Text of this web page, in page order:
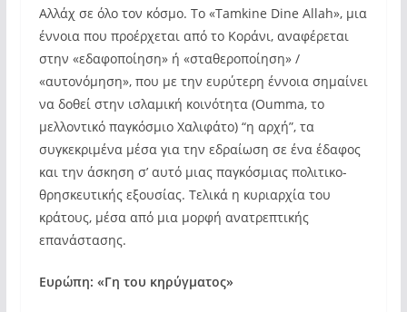
Αλλάχ σε όλο τον κόσμο. Το «Tamkine Dine Allah», μια
έννοια που προέρχεται από το Κοράνι, αναφέρεται
στην «εδαφοποίηση» ή «σταθεροποίηση» /
«αυτονόμηση», που με την ευρύτερη έννοια σημαίνει
να δοθεί στην ισλαμική κοινότητα (Oumma, το
μελλοντικό παγκόσμιο Χαλιφάτο) “η αρχή”, τα
συγκεκριμένα μέσα για την εδραίωση σε ένα έδαφος
και την άσκηση σ’ αυτό μιας παγκόσμιας πολιτικο-
θρησκευτικής εξουσίας. Τελικά η κυριαρχία του
κράτους, μέσα από μια μορφή ανατρεπτικής
επανάστασης.
Ευρώπη: «Γη του κηρύγματος»